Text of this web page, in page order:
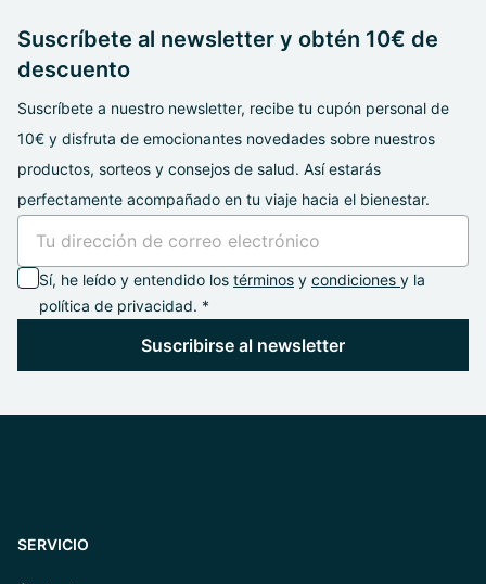
Suscríbete al newsletter y obtén 10€ de
descuento
Suscríbete a nuestro newsletter, recibe tu cupón personal de
10€ y disfruta de emocionantes novedades sobre nuestros
productos, sorteos y consejos de salud. Así estarás
perfectamente acompañado en tu viaje hacia el bienestar.
Sí, he leído y entendido los términos y condiciones y la
política de privacidad. *
Suscribirse al newsletter
SERVICIO